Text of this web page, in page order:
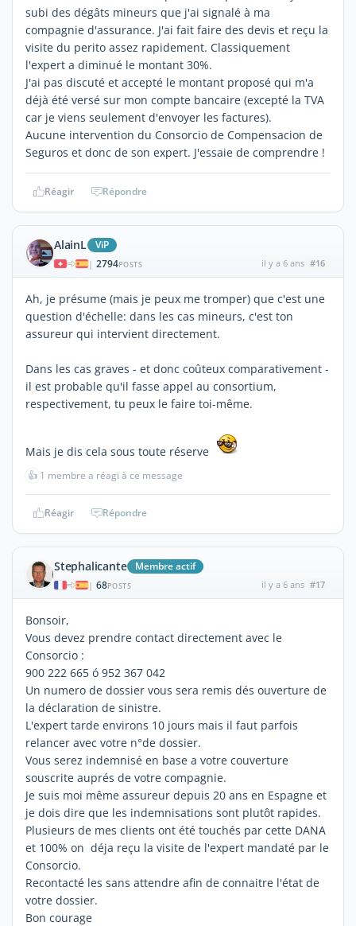
subi des dégâts mineurs que j'ai signalé à ma
compagnie d'assurance. J'ai fait faire des devis et reçu la
visite du perito assez rapidement. Classiquement
l'expert a diminué le montant 30%.
J'ai pas discuté et accepté le montant proposé qui m'a
déjà été versé sur mon compte bancaire (excepté la TVA
car je viens seulement d'envoyer les factures).
Aucune intervention du Consorcio de Compensacion de
Seguros et donc de son expert. J'essaie de comprendre !
Réagir Répondre
AlainL ViP
| 2794POSTS il y a 6 ans #16
Ah, je présume (mais je peux me tromper) que c'est une
question d'échelle: dans les cas mineurs, c'est ton
assureur qui intervient directement.
Dans les cas graves - et donc coûteux comparativement -
il est probable qu'il fasse appel au consortium,
respectivement, tu peux le faire toi-même.
Mais je dis cela sous toute réserve
👍 1 membre a réagi à ce message
Réagir Répondre
Stephalicante Membre actif
| 68POSTS il y a 6 ans #17
Bonsoir,
Vous devez prendre contact directement avec le
Consorcio :
900 222 665 ó 952 367 042
Un numero de dossier vous sera remis dés ouverture de
la déclaration de sinistre.
L'expert tarde environs 10 jours mais il faut parfois
relancer avec votre n°de dossier.
Vous serez indemnisé en base a votre couverture
souscrite auprés de votre compagnie.
Je suis moi même assureur depuis 20 ans en Espagne et
je dois dire que les indemnisations sont plutôt rapides.
Plusieurs de mes clients ont été touchés par cette DANA
et 100% on déja reçu la visite de l'expert mandaté par le
Consorcio.
Recontacté les sans attendre afin de connaitre l'état de
votre dossier.
Bon courage